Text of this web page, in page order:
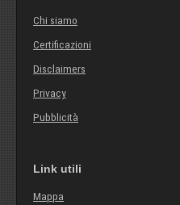
Chi siamo
Certificazioni
Disclaimers
Privacy
Pubblicità
Link utili
Mappa